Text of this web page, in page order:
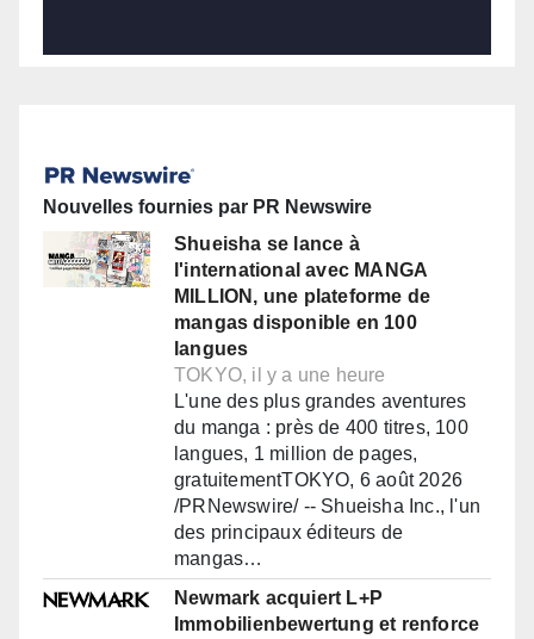
Nouvelles fournies par PR Newswire
Shueisha se lance à
l'international avec MANGA
MILLION, une plateforme de
mangas disponible en 100
langues
TOKYO, il y a une heure
L'une des plus grandes aventures
du manga : près de 400 titres, 100
langues, 1 million de pages,
gratuitementTOKYO, 6 août 2026
/PRNewswire/ -- Shueisha Inc., l'un
des principaux éditeurs de
mangas…
Newmark acquiert L+P
Immobilienbewertung et renforce